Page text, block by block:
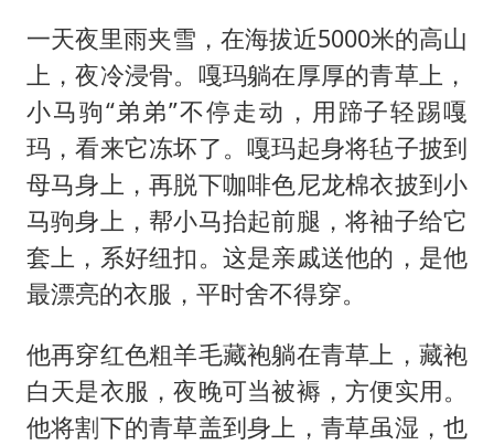
一天夜里雨夹雪，在海拔近5000米的高山
上，夜冷浸骨。嘎玛躺在厚厚的青草上，
小马驹“弟弟”不停走动，用蹄子轻踢嘎
玛，看来它冻坏了。嘎玛起身将毡子披到
母马身上，再脱下咖啡色尼龙棉衣披到小
马驹身上，帮小马抬起前腿，将袖子给它
套上，系好纽扣。这是亲戚送他的，是他
最漂亮的衣服，平时舍不得穿。
他再穿红色粗羊毛藏袍躺在青草上，藏袍
白天是衣服，夜晚可当被褥，方便实用。
他将割下的青草盖到身上，青草虽湿，也